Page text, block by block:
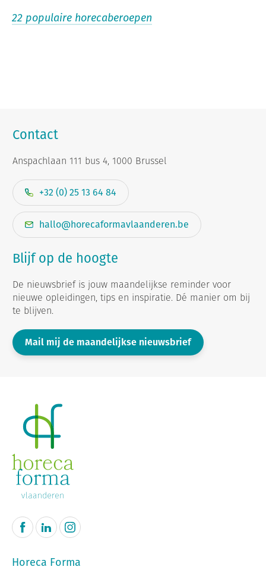
22 populaire horecaberoepen
Contact
Anspachlaan 111 bus 4, 1000 Brussel
+32 (0) 25 13 64 84
hallo@horecaformavlaanderen.be
Blijf op de hoogte
De nieuwsbrief is jouw maandelijkse reminder voor
nieuwe opleidingen, tips en inspiratie. Dé manier om bij
te blijven.
Mail mij de maandelijkse nieuwsbrief
Horeca Forma